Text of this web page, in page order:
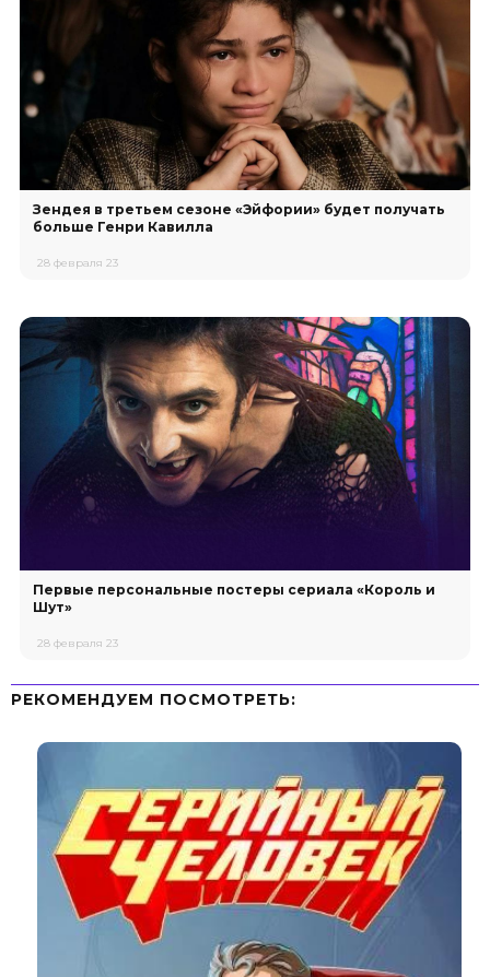
Зендея в третьем сезоне «Эйфории» будет получать
больше Генри Кавилла
28 февраля 23
Первые персональные постеры сериала «Король и
Шут»
28 февраля 23
РЕКОМЕНДУЕМ ПОСМОТРЕТЬ: